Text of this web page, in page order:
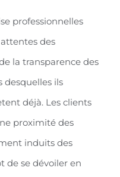
professionnelles
des
la transparence des
desquelles ils
déjà. Les clients
proximité des
induits des
de se dévoiler en